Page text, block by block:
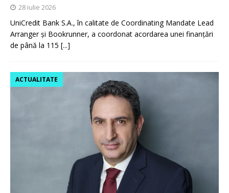
28 iulie 2026
UniCredit Bank S.A., în calitate de Coordinating Mandate Lead
Arranger și Bookrunner, a coordonat acordarea unei finanțări
de până la 115 [...]
ACTUALITATE